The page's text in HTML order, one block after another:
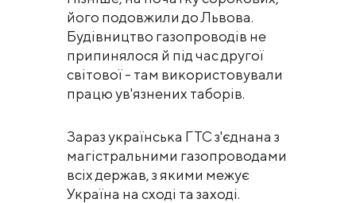
його подовжили до Львова.
Будівництво газопроводів не
припинялося й під час другої
світової - там використовували
працю ув'язнених таборів.
Зараз українська ГТС з'єднана з
магістральними газопроводами
всіх держав, з якими межує
Україна на сході та заході.